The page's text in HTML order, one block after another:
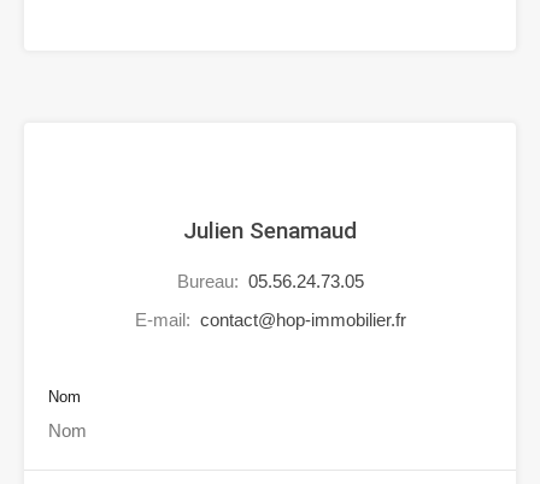
Julien Senamaud
Bureau: 05.56.24.73.05
E-mail: contact@hop-immobilier.fr
Nom